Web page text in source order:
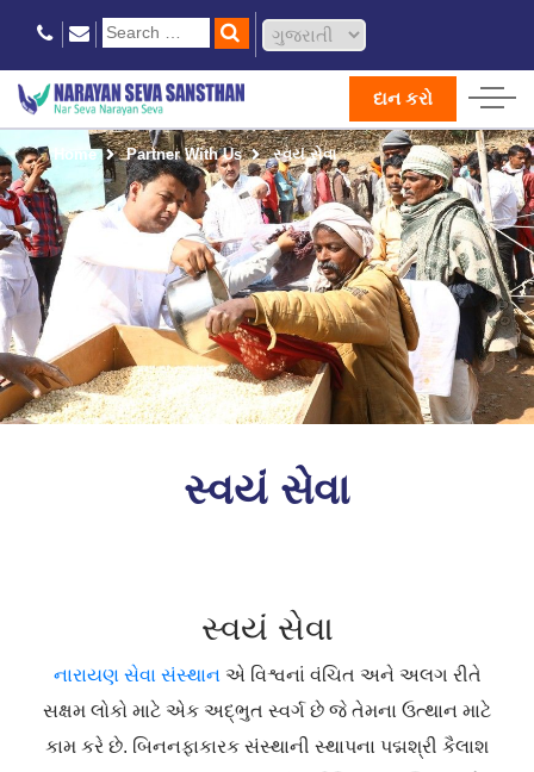
દાન કરો
Home Partner With Us સ્વયં સેવા
સ્વયં સેવા
સ્વયં સેવા
નારાયણ સેવા સંસ્થાનએ વિશ્વનાં વંચિત અને અલગ રીતે
સક્ષમ લોકો માટે એક અદ્ભુત સ્વર્ગ છે જે તેમના ઉત્થાન માટે
કામ કરે છે. બિનનફાકારક સંસ્થાની સ્થાપના પદ્મશ્રી કૈલાશ